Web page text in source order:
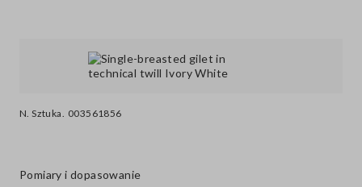
N. Sztuka. 003561856
Pomiary i dopasowanie